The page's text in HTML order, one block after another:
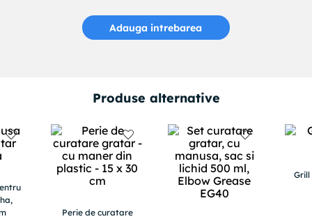
Adauga intrebarea
Produse alternative
Perie de curatare